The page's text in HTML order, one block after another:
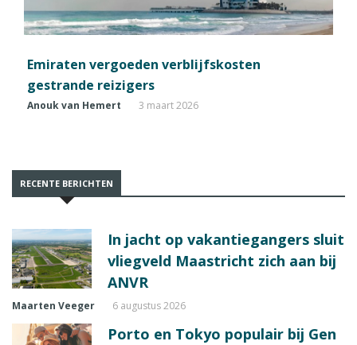
Emiraten vergoeden verblijfskosten
gestrande reizigers
Anouk van Hemert 3 maart 2026
RECENTE BERICHTEN
In jacht op vakantiegangers sluit
vliegveld Maastricht zich aan bij
ANVR
Maarten Veeger 6 augustus 2026
Porto en Tokyo populair bij Gen